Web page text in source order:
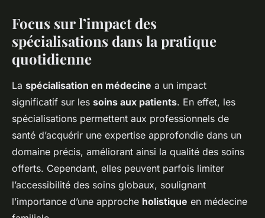
Focus sur l’impact des
spécialisations dans la pratique
quotidienne
La spécialisation en médecine a un impact
significatif sur les soins aux patients. En effet, les
spécialisations permettent aux professionnels de
santé d’acquérir une expertise approfondie dans un
domaine précis, améliorant ainsi la qualité des soins
offerts. Cependant, elles peuvent parfois limiter
l’accessibilité des soins globaux, soulignant
l’importance d’une approche holistique en médecine